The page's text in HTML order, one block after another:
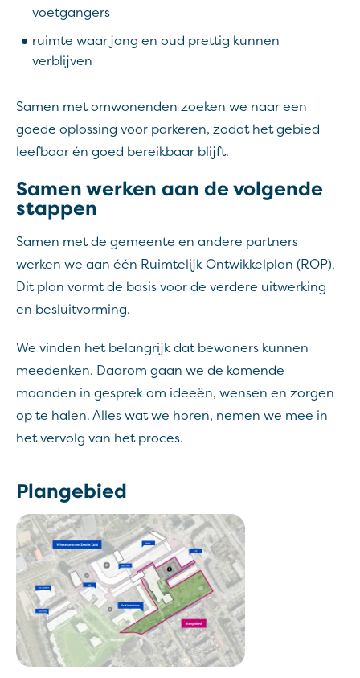
voetgangers
ruimte waar jong en oud prettig kunnen
verblijven
Samen met omwonenden zoeken we naar een
goede oplossing voor parkeren, zodat het gebied
leefbaar én goed bereikbaar blijft.
Samen werken aan de volgende
stappen
Samen met de gemeente en andere partners
werken we aan één Ruimtelijk Ontwikkelplan (ROP).
Dit plan vormt de basis voor de verdere uitwerking
en besluitvorming.
We vinden het belangrijk dat bewoners kunnen
meedenken. Daarom gaan we de komende
maanden in gesprek om ideeën, wensen en zorgen
op te halen. Alles wat we horen, nemen we mee in
het vervolg van het proces.
Plangebied